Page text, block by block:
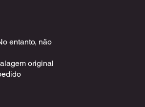
entanto, não
original